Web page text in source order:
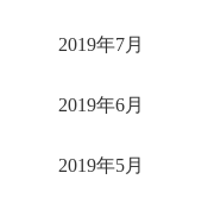
2019年7月
2019年6月
2019年5月